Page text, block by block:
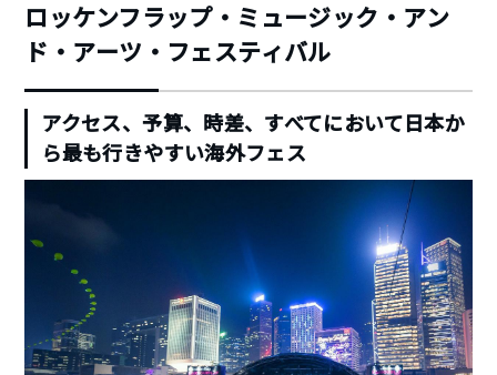
ロッケンフラップ・ミュージック・アン
ド・アーツ・フェスティバル
アクセス、予算、時差、すべてにおいて日本か
ら最も行きやすい海外フェス